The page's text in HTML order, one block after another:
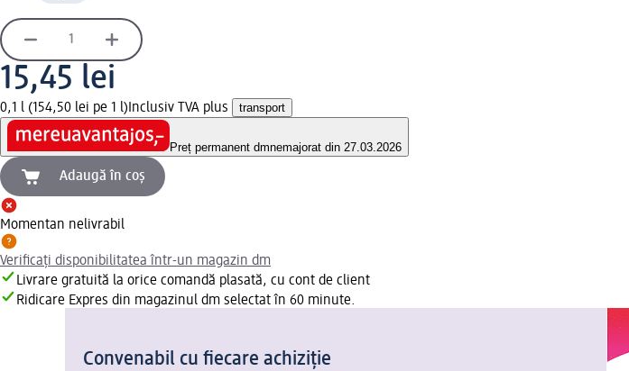
15,45 lei
0,1 l (154,50 lei pe 1 l) Inclusiv TVA plus transport
Preț permanent dmnemajorat din 27.03.2026
Adaugă în coș
Momentan nelivrabil
Verificați disponibilitatea într-un magazin dm
Livrare gratuită la orice comandă plasată, cu cont de client
Ridicare Expres din magazinul dm selectat în 60 minute.
Convenabil cu fiecare achiziție